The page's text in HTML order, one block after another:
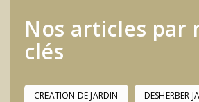
Nos articles par
clés
CREATION DE JARDIN DESHERBER